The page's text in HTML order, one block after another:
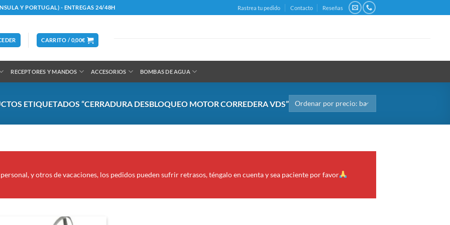
Y PORTUGAL) - ENTREGAS 24/48H Rastrea tu pedido Contacto Reseñas
CARRITO /0,00€
RECEPTORES Y MANDOS ACCESORIOS BOMBAS DE AGUA
ETIQUETADOS “CERRADURA DESBLOQUEO MOTOR CORREDERA VDS”
y otros de vacaciones, los pedidos pueden sufrir retrasos, téngalo en cuenta y sea paciente por favor